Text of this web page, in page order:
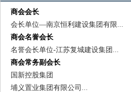
商会会长
会长单位—南京恒利建设集团有限...
商会名誉会长
名誉会长单位-江苏复城建设集团...
商会常务副会长
国新控股集团
埔义置业集团有限公司...